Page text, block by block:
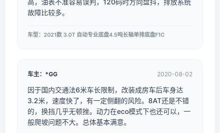
高，油表不准容易误判，120码时方向盘抖，排放系统
故障比较多。
车型：2021款 3.0T 自动专业底盘4.5吨长轴单排底盘F1C
车主：*GG 2020-08-02
因于国内交通法6米车长限制，改装成房车后车身达
3.2米，速度快了，有一定侧翻的风险。8AT还是不错
的，换挡几乎无顿挫。动力在eco模式下也还可以，一
般爬坡问题不大。总体基本满意。